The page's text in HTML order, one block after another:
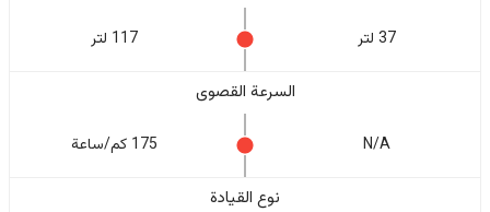
37 لتر 117 لتر
السرعة القصوى
N/A 175 كم/ساعة
نوع القيادة